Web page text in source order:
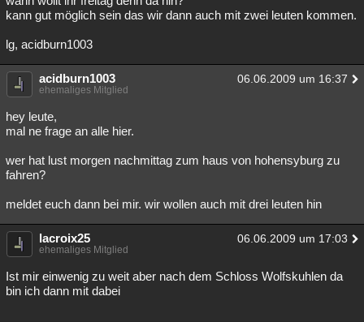
kann gut möglich sein das wir dann auch mit zwei leuten kommen.
lg, acidburn1003
acidburn1003 06.06.2009 um 16:37
ehemaliges Mitglied
hey leute,
mal ne frage an alle hier.
wer hat lust morgen nachmittag zum haus von hohensyburg zu
fahren?
meldet euch dann bei mir. wir wollen auch mit drei leuten hin
lacroix25 06.06.2009 um 17:03
ehemaliges Mitglied
Ist mir einwenig zu weit aber nach dem Schloss Wolfskuhlen da
bin ich dann mit dabei